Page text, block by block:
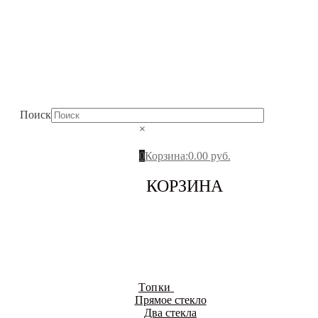
Поиск
×
0Корзина:0.00 руб.
КОРЗИНА
Топки
Прямое стекло
Два стекла